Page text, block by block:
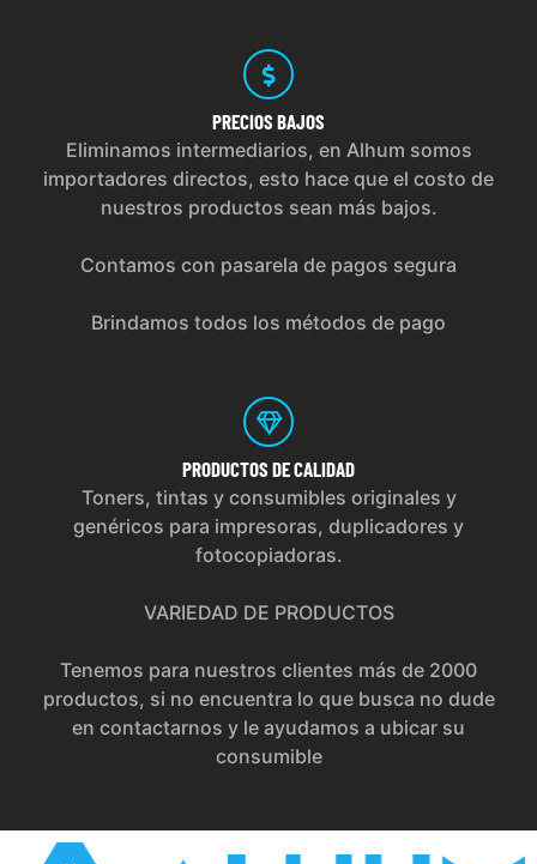
PRECIOS BAJOS
Eliminamos intermediarios, en Alhum somos
importadores directos, esto hace que el costo de
nuestros productos sean más bajos.
Contamos con pasarela de pagos segura
Brindamos todos los métodos de pago
PRODUCTOS DE CALIDAD
Toners, tintas y consumibles originales y
genéricos para impresoras, duplicadores y
fotocopiadoras.
VARIEDAD DE PRODUCTOS
Tenemos para nuestros clientes más de 2000
productos, si no encuentra lo que busca no dude
en contactarnos y le ayudamos a ubicar su
consumible